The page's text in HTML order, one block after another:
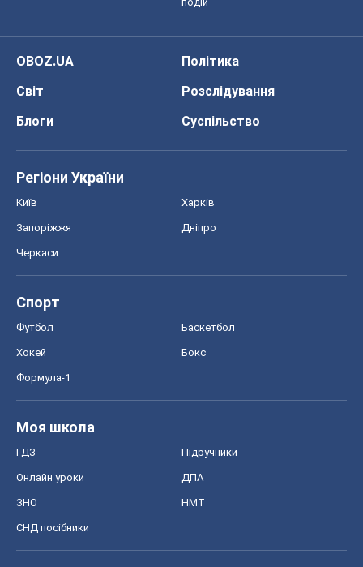
OBOZ.UA
Політика
Світ
Розслідування
Блоги
Суспільство
Регіони України
Київ Харків
Запоріжжя Дніпро
Черкаси
Спорт
Футбол Баскетбол
Хокей Бокс
Формула-1
Моя школа
ГДЗ Підручники
Онлайн уроки ДПА
ЗНО НМТ
СНД посібники